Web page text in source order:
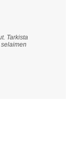
Tarkista